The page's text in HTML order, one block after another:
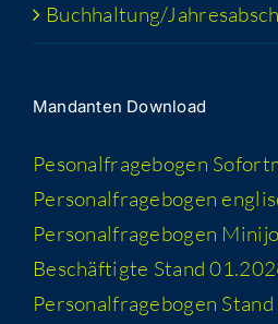
Buchhaltung/​​
Man­dan­ten Download
Peso­nal­fra­ge­bo­gen
Per­so­nal­fra­ge­bo­gen
Per­so­nal­fra­ge­bo­gen
Beschäf­tig­te Stand
Per­so­nal­fra­ge­bo­gen